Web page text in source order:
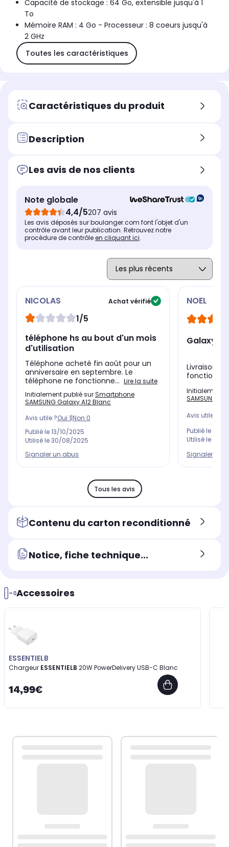
Capacité de stockage : 64 Go, extensible jusqu'à 1
To
Mémoire RAM : 4 Go - Processeur : 8 coeurs jusqu'à
2 GHz
Toutes les caractéristiques
Caractéristiques du produit
Description
Les avis de nos clients
Note globale
4,4/5207 avis
Les avis déposés sur boulanger.com font l'objet d'un
contrôle avant leur publication. Retrouvez notre
procédure de contrôleen cliquant ici.
NICOLAS Achat vérifié
1/5
téléphone hs au bout d'un mois
d'utilisation
Téléphone acheté fin août pour un
anniversaire en septembre. Le
téléphone ne fonctionne... Lire la suite
Initialement publié surSmartphone
SAMSUNG Galaxy A12 Blanc
Avis utile ?Oui 1|Non 0
Publié le13/10/2025
Utilisé le30/08/2025
Signaler un abus
NOEL
Galaxy
Livraison,
Initialement
SAMSUNG
Avis utile ?
Publié le
Utilisé le
Signaler un
Tous les avis
Contenu du carton reconditionné
Notice, fiche technique...
Accessoires
ESSENTIELB
Chargeur ESSENTIELB 20W PowerDelivery USB-C Blanc
14,99€